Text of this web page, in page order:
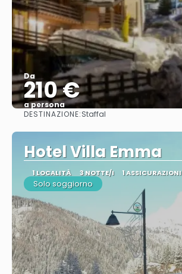
Da
210 €
a persona
DESTINAZIONE:Staffal
Hotel Villa Emma
1 LOCALITÀ 3 NOTTE/I 1 ASSICURAZIONI
Solo soggiorno